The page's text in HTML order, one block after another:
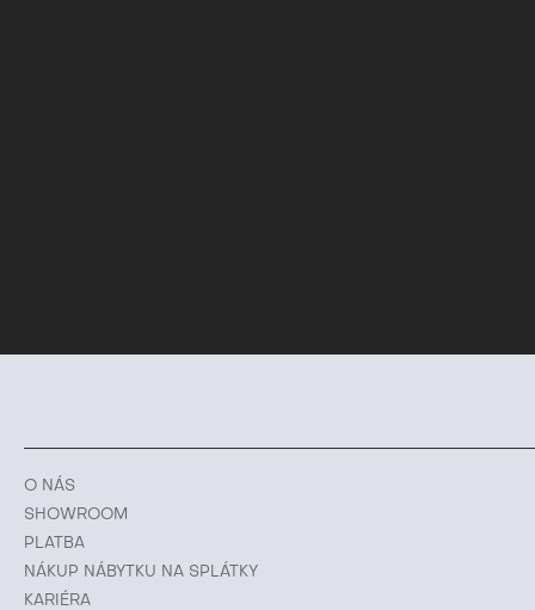
O NÁS
SHOWROOM
PLATBA
NÁKUP NÁBYTKU NA SPLÁTKY
KARIÉRA